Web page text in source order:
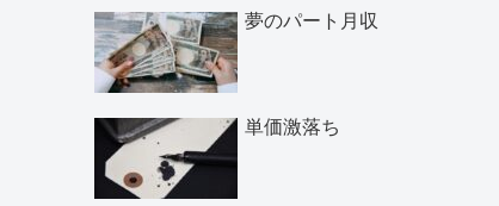
夢のパート月収
単価激落ち